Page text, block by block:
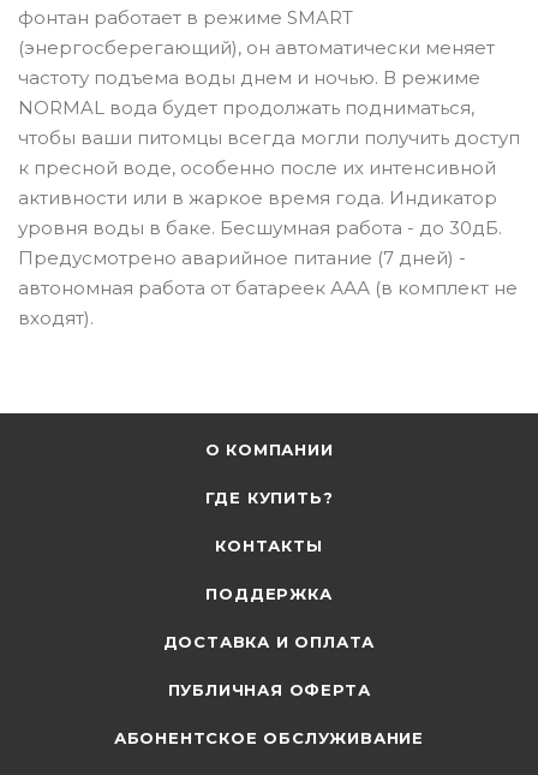
фонтан работает в режиме SMART
(энергосберегающий), он автоматически меняет
частоту подъема воды днем ​​и ночью. ​В режиме
NORMAL вода будет продолжать подниматься,
чтобы ваши питомцы всегда могли получить доступ
к пресной воде, особенно после их интенсивной
активности или в жаркое время года. Индикатор
уровня воды в баке. Бесшумная работа - до 30дБ.
Предусмотрено аварийное питание (7 дней) -
автономная работа от батареек ААА (в комплект не
входят).
О КОМПАНИИ
ГДЕ КУПИТЬ?
КОНТАКТЫ
ПОДДЕРЖКА
ДОСТАВКА И ОПЛАТА
ПУБЛИЧНАЯ ОФЕРТА
АБОНЕНТСКОЕ ОБСЛУЖИВАНИЕ